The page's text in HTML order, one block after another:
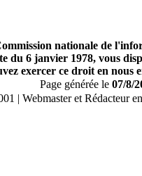
nationale de
du 6 janvier 1978, vous
exercer ce droit en
Page générée le 07/8/
| Webmaster et Rédacteur